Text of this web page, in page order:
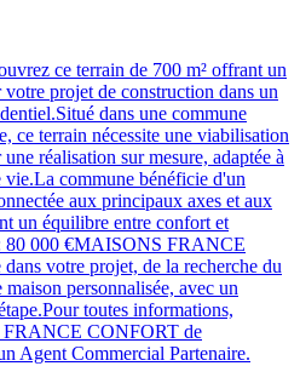
ce terrain de 700 m² offrant un
projet de construction dans un
dans une commune
ce terrain nécessite une viabilisation
réalisation sur mesure, adaptée à
vie.La commune bénéficie d'un
aux principaux axes et aux
un équilibre entre confort et
80 000 €MAISONS FRANCE
votre projet, de la recherche du
personnalisée, avec un
toutes informations,
FRANCE CONFORT de
Agent Commercial Partenaire.